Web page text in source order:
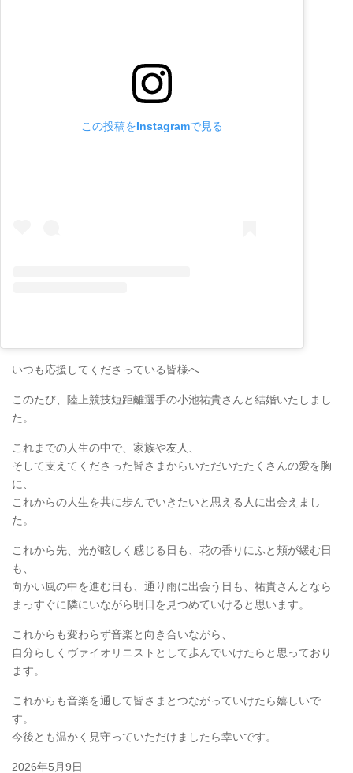
この投稿をInstagramで見る
いつも応援してくださっている皆様へ
このたび、陸上競技短距離選手の小池祐貴さんと結婚いたしまし
た。
これまでの人生の中で、家族や友人、
そして支えてくださった皆さまからいただいたたくさんの愛を胸
に、
これからの人生を共に歩んでいきたいと思える人に出会えまし
た。
これから先、光が眩しく感じる日も、花の香りにふと頬が緩む日
も、
向かい風の中を進む日も、通り雨に出会う日も、祐貴さんとなら
まっすぐに隣にいながら明日を見つめていけると思います。
これからも変わらず音楽と向き合いながら、
自分らしくヴァイオリニストとして歩んでいけたらと思っており
ます。
これからも音楽を通して皆さまとつながっていけたら嬉しいで
す。
今後とも温かく見守っていただけましたら幸いです。
2026年5月9日